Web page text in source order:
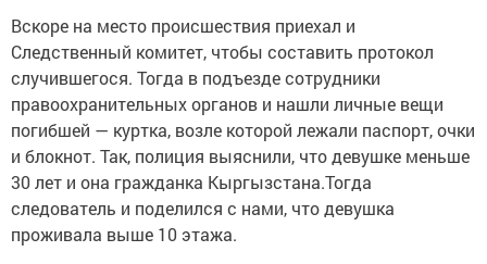
Вскоре на место происшествия приехал и
Следственный комитет, чтобы составить протокол
случившегося. Тогда в подъезде сотрудники
правоохранительных органов и нашли личные вещи
погибшей — куртка, возле которой лежали паспорт, очки
и блокнот. Так, полиция выяснили, что девушке меньше
30 лет и она гражданка Кыргызстана.Тогда
следователь и поделился с нами, что девушка
проживала выше 10 этажа.